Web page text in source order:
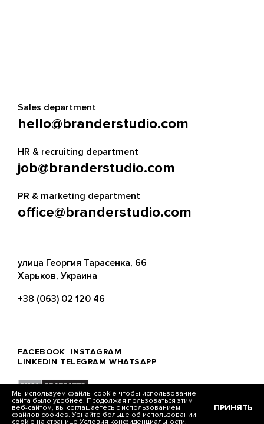
Мы используем файлы cookie чтобы использование
сайта было удобнее. Продолжая пользоваться этим
веб-сайтом, вы соглашаетесь с использованием
файлов cookies. Узнайте больше об использовании
cookie на странице Условия конфиденциальности.
ПРИНЯТЬ
Sales department
hello@branderstudio.com
HR & recruiting department
job@branderstudio.com
PR & marketing department
office@branderstudio.com
улица Георгия Тарасенка, 66
Харьков, Украина
+38 (063) 02 120 46
FACEBOOK
INSTAGRAM
LINKEDIN TELEGRAM WHATSAPP
© Brander, 2026